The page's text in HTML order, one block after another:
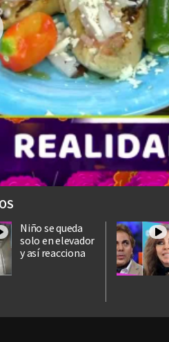
Niño se queda
solo en elevador
y así reacciona